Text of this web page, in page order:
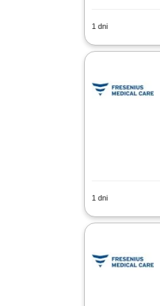
1 dni
1 dni